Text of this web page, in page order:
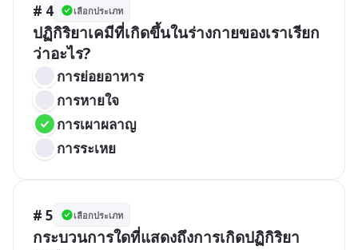
# 4 เลือกประเภท
ปฏิกิริยาเคมีที่เกิดขึ้นในร่างกายของเราเรียก
ว่าอะไร?
การย่อยอาหาร
การหายใจ
การเผาผลาญ
การระเหย
# 5 เลือกประเภท
กระบวนการใดที่แสดงถึงการเกิดปฏิกิริยา